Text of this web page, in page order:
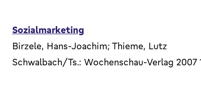
Sozialmarketing
Birzele, Hans-Joachim; Thieme, Lutz
Schwalbach/Ts.: Wochenschau-Verlag